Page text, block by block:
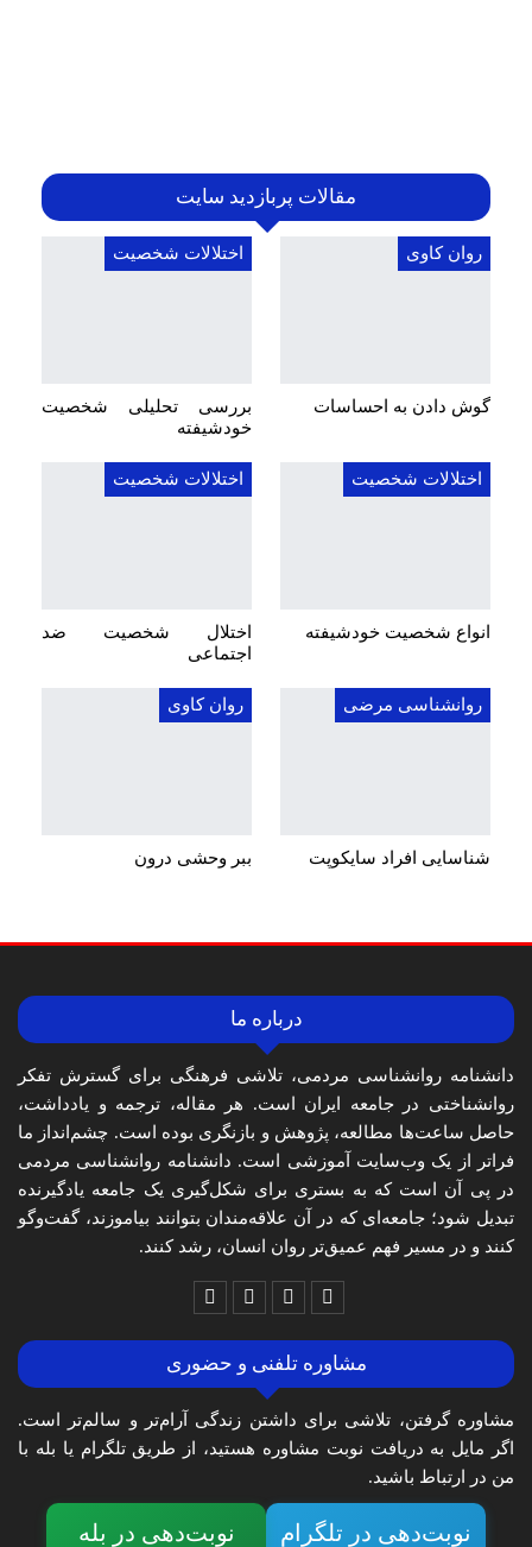
مقالات پربازدید سایت
روان کاوی
گوش دادن به احساسات
اختلالات شخصیت
بررسی تحلیلی شخصیت
خودشیفته
اختلالات شخصیت
انواع شخصیت خودشیفته
اختلالات شخصیت
اختلال شخصیت ضد
اجتماعی
روانشناسی مرضی
شناسایی افراد سایکوپت
روان کاوی
ببر وحشی درون
درباره ما
دانشنامه روانشناسی مردمی، تلاشی فرهنگی برای گسترش تفکر
روانشناختی در جامعه ایران است. هر مقاله، ترجمه و یادداشت،
حاصل ساعت‌ها مطالعه، پژوهش و بازنگری بوده است. چشم‌انداز ما
فراتر از یک وب‌سایت آموزشی است. دانشنامه روانشناسی مردمی
در پی آن است که به بستری برای شکل‌گیری یک جامعه یادگیرنده
تبدیل شود؛ جامعه‌ای که در آن علاقه‌مندان بتوانند بیاموزند، گفت‌وگو
کنند و در مسیر فهم عمیق‌تر روان انسان، رشد کنند.
مشاوره تلفنی و حضوری
مشاوره گرفتن، تلاشی برای داشتن زندگی آرام‌تر و سالم‌تر است.
اگر مایل به دریافت نوبت مشاوره هستید، از طریق تلگرام یا بله با
من در ارتباط باشید.
نوبت‌دهی در تلگرام نوبت‌دهی در بله